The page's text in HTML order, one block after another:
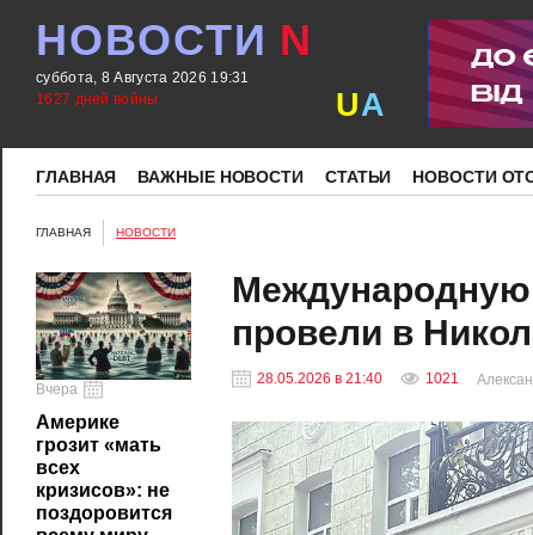
НОВОСТИ N
суббота, 8 Августа 2026 19:31
1627 дней войны
UA
ГЛАВНАЯ ВАЖНЫЕ НОВОСТИ СТАТЬИ НОВОСТИ
ГЛАВНАЯ НОВОСТИ
Вчера
Америке
грозит «мать
всех
кризисов»: не
поздоровится
провели в
28.05.2026 в 21:40 1021